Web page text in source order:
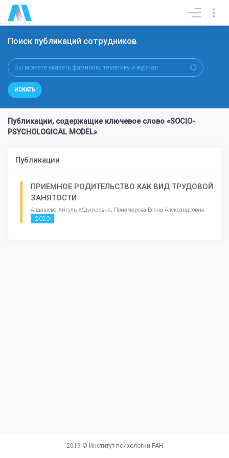
Поиск публикаций сотрудников
ИСКАТЬ
Публикации, содержащие ключевое слово «SOCIO-
PSYCHOLOGICAL MODEL»
Публикации
ПРИЕМНОЕ РОДИТЕЛЬСТВО КАК ВИД ТРУДОВОЙ
ЗАНЯТОСТИ
Алдашева Айгуль Абдулхаевна, Понамарева Елена Александровна
2020
2019 © Институт психологии РАН